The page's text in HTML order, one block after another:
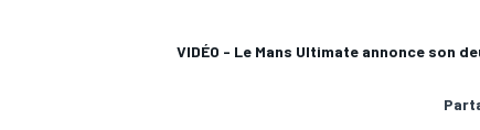
VIDÉO - Le Mans Ultimate annonce son